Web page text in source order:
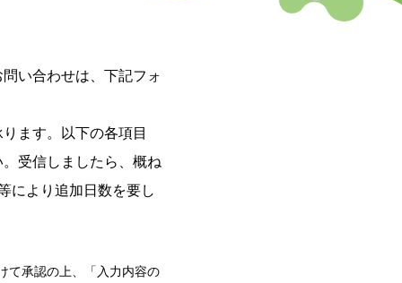
い合わせは、下記フォ
ます。以下の各項目
受信しましたら、概ね
により追加日数を要し
て承認の上、「入力内容の